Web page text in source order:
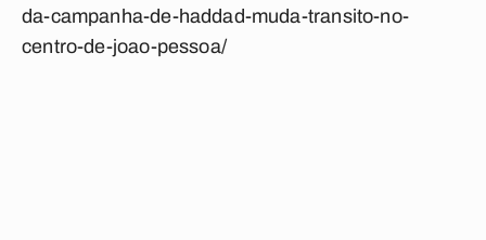
da-campanha-de-haddad-muda-transito-no-
centro-de-joao-pessoa/